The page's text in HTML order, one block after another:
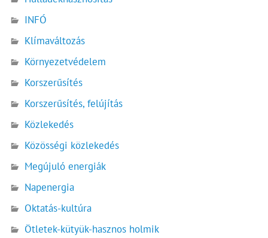
INFÓ
Klímaváltozás
Környezetvédelem
Korszerűsítés
Korszerűsítés, felújítás
Közlekedés
Közösségi közlekedés
Megújuló energiák
Napenergia
Oktatás-kultúra
Ötletek-kütyük-hasznos holmik